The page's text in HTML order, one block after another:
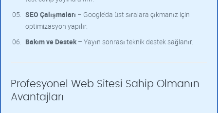
SEO Çalışmaları – Google’da üst sıralara çıkmanız için
optimizasyon yapılır.
Bakım ve Destek– Yayın sonrası teknik destek sağlanır.
Profesyonel Web Sitesi Sahip Olmanın
Avantajları